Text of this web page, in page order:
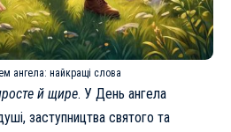
ангела: найкращі слова
й щире. У День ангела
заступництва святого та